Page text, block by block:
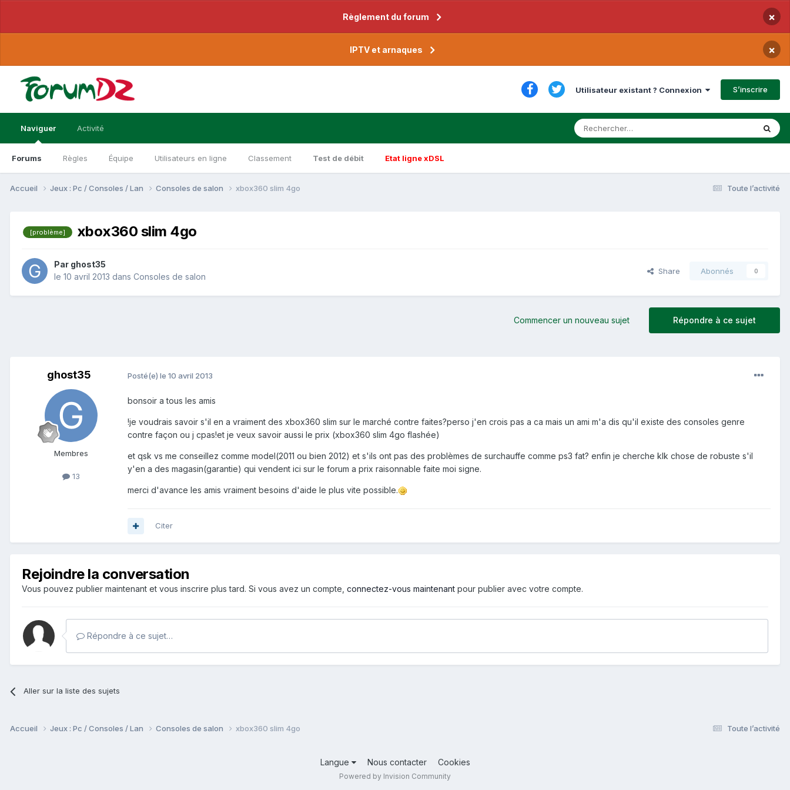
Règlement du forum ×
IPTV et arnaques ×
Utilisateur existant ? Connexion S’inscrire
Naviguer
Forums Règles Équipe Utilisateurs en ligne Classement Test de débit Etat ligne xDSL
Activité
Toute l’activité
Accueil Jeux : Pc / Consoles / Lan Consoles de salon xbox360 slim 4go
[problème] xbox360 slim 4go
Par ghost35
le 10 avril 2013 dans Consoles de salon
Share Abonnés 0
Répondre à ce sujet
Commencer un nouveau sujet
ghost35
Membres
13
Posté(e) le 10 avril 2013
bonsoir a tous les amis
!je voudrais savoir s'il en a vraiment des xbox360 slim sur le marché contre faites?perso j'en crois pas a ca mais un ami m'a dis qu'il existe des consoles genre
contre façon ou j cpas!et je veux savoir aussi le prix (xbox360 slim 4go flashée)
et qsk vs me conseillez comme model(2011 ou bien 2012) et s'ils ont pas des problèmes de surchauffe comme ps3 fat? enfin je cherche klk chose de robuste s'il
y'en a des magasin(garantie) qui vendent ici sur le forum a prix raisonnable faite moi signe.
merci d'avance les amis vraiment besoins d'aide le plus vite possible.
Citer
Rejoindre la conversation
Vous pouvez publier maintenant et vous inscrire plus tard. Si vous avez un compte, connectez-vous maintenant pour publier avec votre compte.
Répondre à ce sujet…
Aller sur la liste des sujets
Toute l’activité
Accueil Jeux : Pc / Consoles / Lan Consoles de salon xbox360 slim 4go
Langue Nous contacter Cookies
Powered by Invision Community